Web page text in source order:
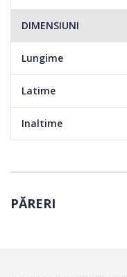
DIMENSIUNI
Lungime
Latime
Inaltime
PĂRERI